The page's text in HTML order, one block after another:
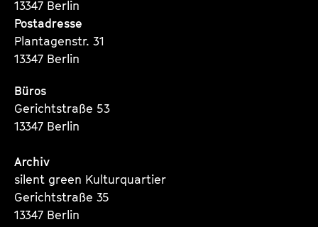
13347 Berlin
Postadresse
Plantagenstr. 31
13347 Berlin
Büros
Gerichtstraße 53
13347 Berlin
Archiv
silent green Kulturquartier
Gerichtstraße 35
13347 Berlin